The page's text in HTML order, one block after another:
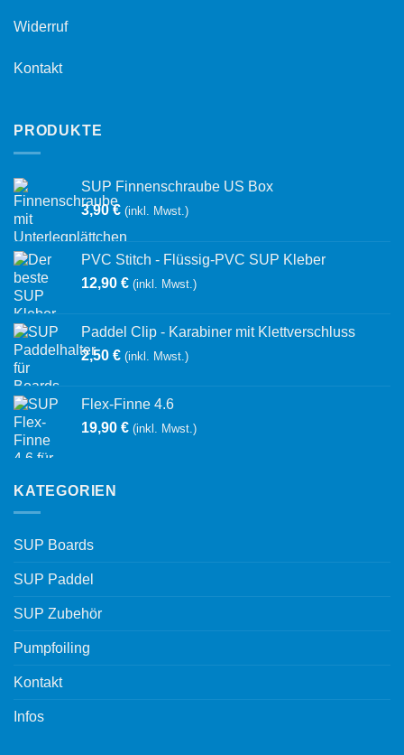
Widerruf
Kontakt
PRODUKTE
SUP Finnenschraube US Box
3,90€ (inkl. Mwst.)
PVC Stitch - Flüssig-PVC SUP Kleber
12,90 € (inkl. Mwst.)
Paddel Clip - Karabiner mit Klettverschluss
2,50 € (inkl. Mwst.)
Flex-Finne 4.6
19,90 € (inkl. Mwst.)
KATEGORIEN
SUP Boards
SUP Paddel
SUP Zubehör
Pumpfoiling
Kontakt
Infos